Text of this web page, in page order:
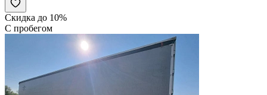
Скидка до 10%
С пробегом